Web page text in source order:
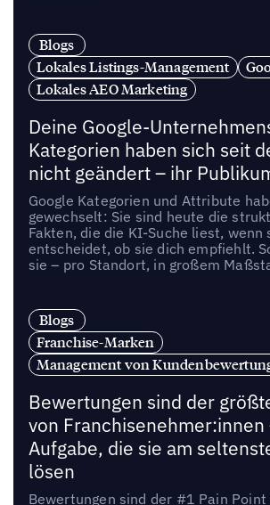
Blogs
Lokales Listings-Management
Lokales AEO Marketing
Deine Google-
Kategorien haben sich seit
nicht geändert – ihr
Google Kategorien und Attribute
gewechselt: Sie sind heute die
Fakten, die die KI-Suche liest, wenn
entscheidet, ob sie dich empfiehlt.
sie – pro Standort, in großem
Blogs
Franchise-Marken
Management von
Bewertungen sind der
von Franchisenehmer:innen
Aufgabe, die sie am
lösen
Bewertungen sind der #1 Pain